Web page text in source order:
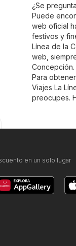
¿Se
Puede
web oficial
festivos y
Línea de la
web,
Para
Viajes La
preocupes.
en un solo lugar